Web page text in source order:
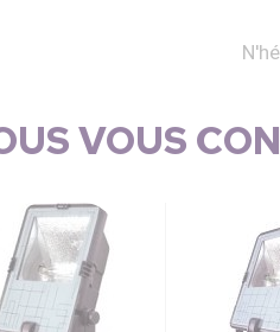
VOUS